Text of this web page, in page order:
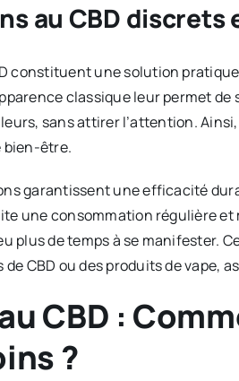
au CBD
constituent une solution
classique leur permet
sans attirer l’attention.
bien-être.
garantissent une efficacité
une consommation régulière
plus de temps à se manifester.
CBD ou des produits de vape,
CBD :
?